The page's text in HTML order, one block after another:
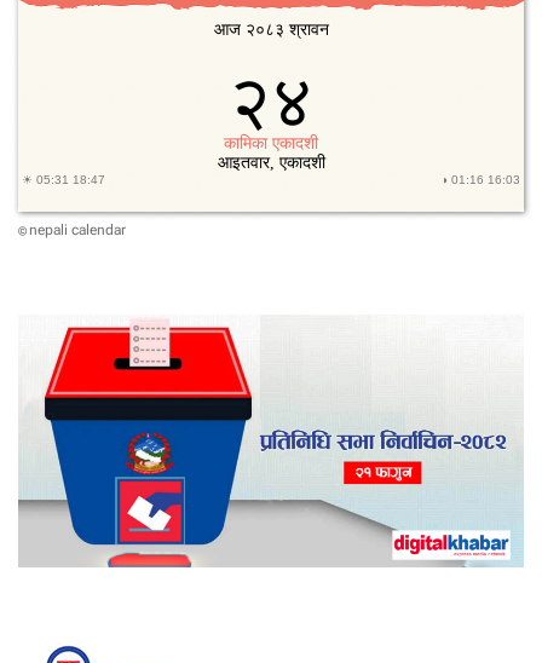
© nepali calendar